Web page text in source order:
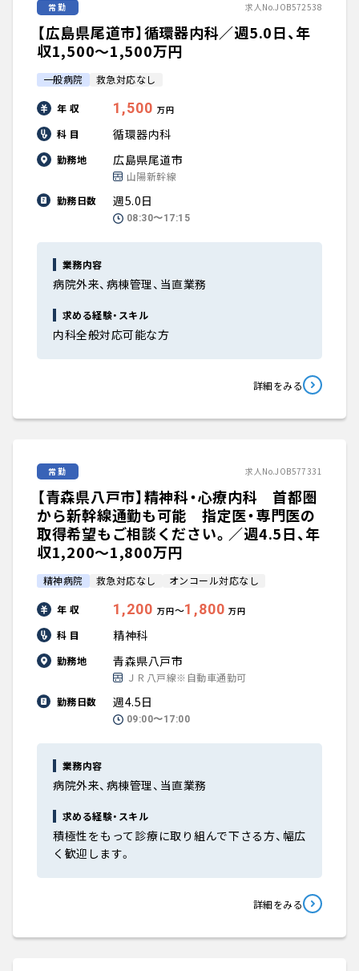
常勤 求人No.JOB572538
【広島県尾道市】循環器内科／週5.0日、年
収1,500〜1,500万円
一般病院 救急対応なし
年 収 1,500 万円
科 目 循環器内科
勤務地 広島県尾道市
山陽新幹線
勤務日数
週5.0日
08:30〜17:15
業務内容
病院外来、病棟管理、当直業務
求める経験・スキル
内科全般対応可能な方
詳細をみる
常勤 求人No.JOB577331
【青森県八戸市】精神科・心療内科 首都圏
から新幹線通勤も可能 指定医・専門医の
取得希望もご相談ください。／週4.5日、年
収1,200〜1,800万円
精神病院 救急対応なし オンコール対応なし
年 収 1,200 万円〜1,800 万円
科 目 精神科
勤務地 青森県八戸市
ＪＲ八戸線※自動車通勤可
勤務日数
週4.5日
09:00〜17:00
業務内容
病院外来、病棟管理、当直業務
求める経験・スキル
積極性をもって診療に取り組んで下さる方、幅広
く歓迎します。
詳細をみる